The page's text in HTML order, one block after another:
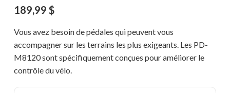
189,99 $
Vous avez besoin de pédales qui peuvent vous
accompagner sur les terrains les plus exigeants. Les PD-
M8120 sont spécifiquement conçues pour améliorer le
contrôle du vélo.